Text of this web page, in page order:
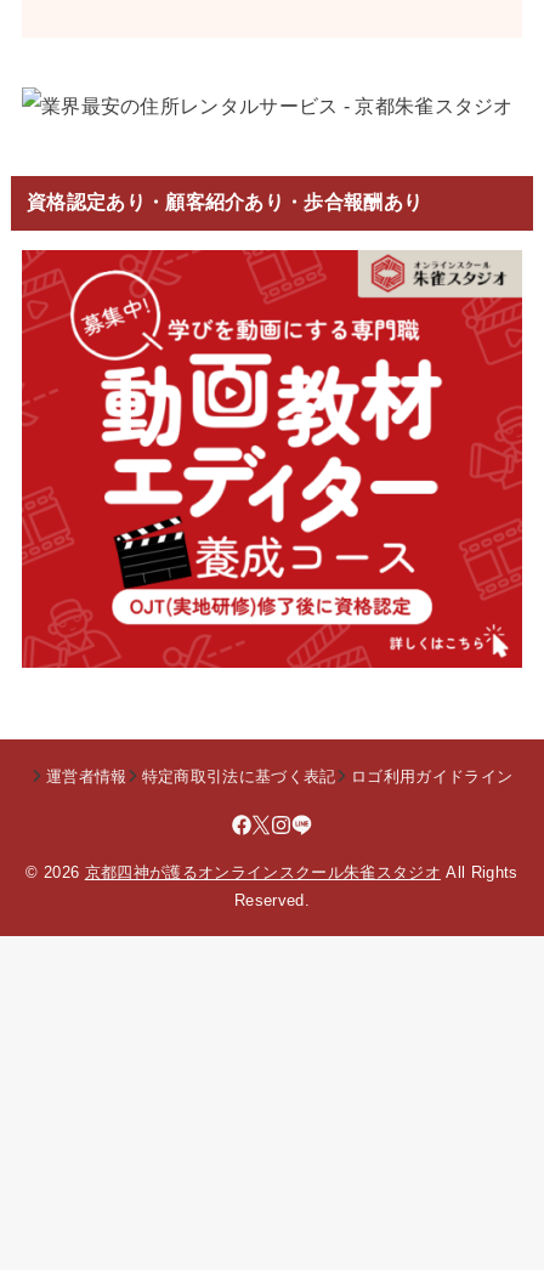
資格認定あり・顧客紹介あり・歩合報酬あり
運営者情報 特定商取引法に基づく表記 ロゴ利用ガイドライン
© 2026 京都四神が護るオンラインスクール朱雀スタジオ All Rights
Reserved.